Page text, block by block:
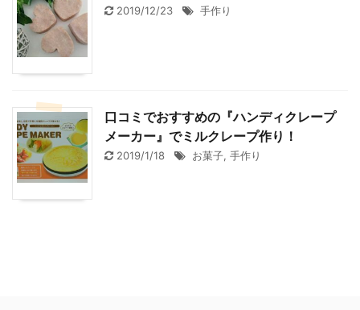
2019/12/23 手作り
口コミでおすすめの『ハンディクレープ
メーカー』でミルクレープ作り！
2019/1/18 お菓子, 手作り